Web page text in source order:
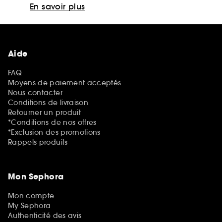
En savoir plus
Aide
FAQ
Moyens de paiement acceptés
Nous contacter
Conditions de livraison
Retourner un produit
*Conditions de nos offres
*Exclusion des promotions
Rappels produits
Mon Sephora
Mon compte
My Sephora
Authenticité des avis